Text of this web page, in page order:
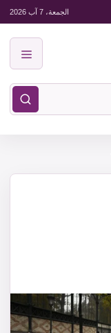
الجمعة، 7 آب 2026